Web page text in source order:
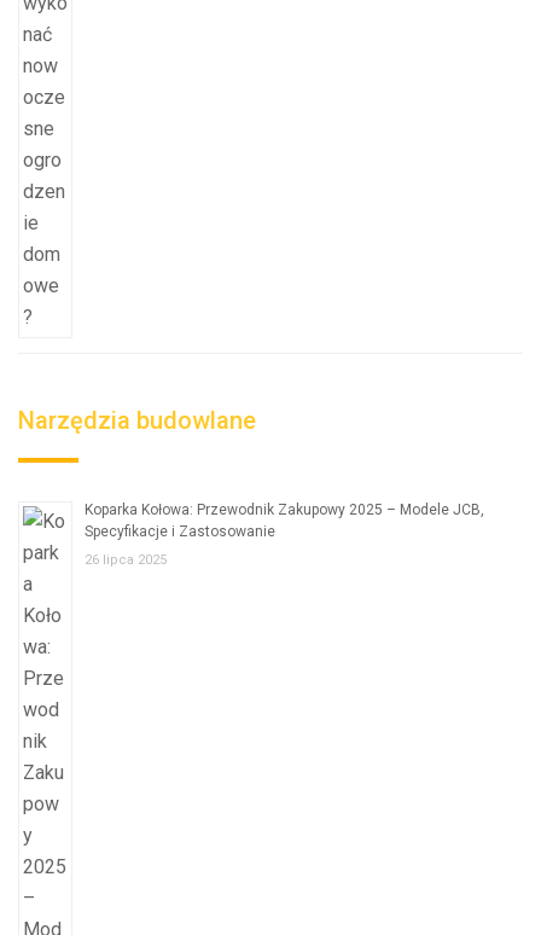
Narzędzia budowlane
Koparka Kołowa: Przewodnik Zakupowy 2025 – Modele JCB,
Specyfikacje i Zastosowanie
26 lipca 2025